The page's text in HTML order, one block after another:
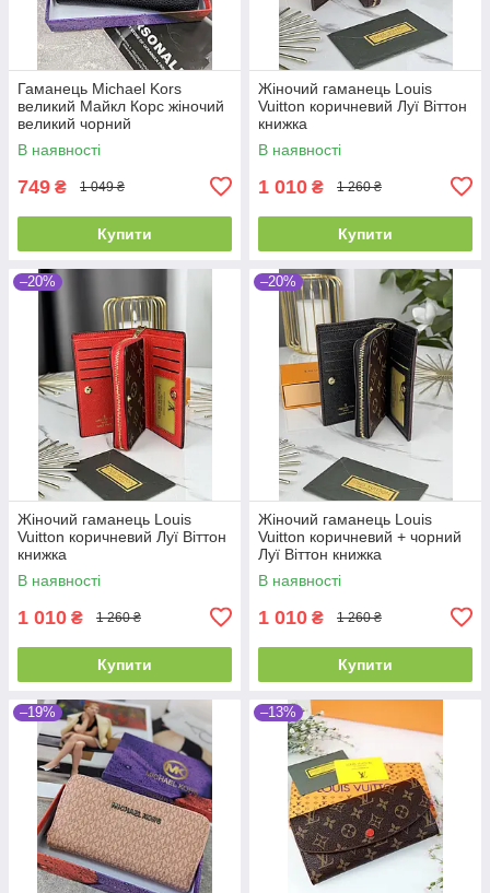
Гаманець Michael Kors
великий Майкл Корс жіночий
великий чорний
В наявності
749 ₴ 1 049 ₴
Купити
Жіночий гаманець Louis
Vuitton коричневий Луї Віттон
книжка
В наявності
1 010 ₴ 1 260 ₴
Купити
–20%
Жіночий гаманець Louis
Vuitton коричневий Луї Віттон
книжка
В наявності
1 010 ₴ 1 260 ₴
Купити
–20%
Жіночий гаманець Louis
Vuitton коричневий + чорний
Луї Віттон книжка
В наявності
1 010 ₴ 1 260 ₴
Купити
–19% –13%